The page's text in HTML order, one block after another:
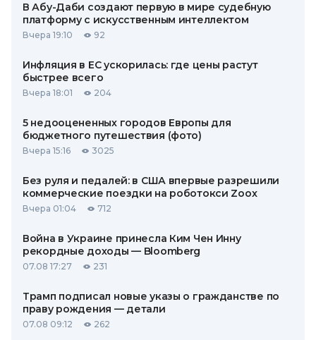
В Абу-Даби создают первую в мире судебную
платформу с искусственным интеллектом
Вчера 19:10 92
Инфляция в ЕС ускорилась: где цены растут
быстрее всего
Вчера 18:01 204
5 недооцененных городов Европы для
бюджетного путешествия (фото)
Вчера 15:16 3025
Без руля и педалей: в США впервые разрешили
коммерческие поездки на роботокси Zoox
Вчера 01:04 712
Война в Украине принесла Ким Чен Инну
рекордные доходы — Bloomberg
07.08 17:27 231
Трамп подписал новые указы о гражданстве по
праву рождения — детали
07.08 09:12 262